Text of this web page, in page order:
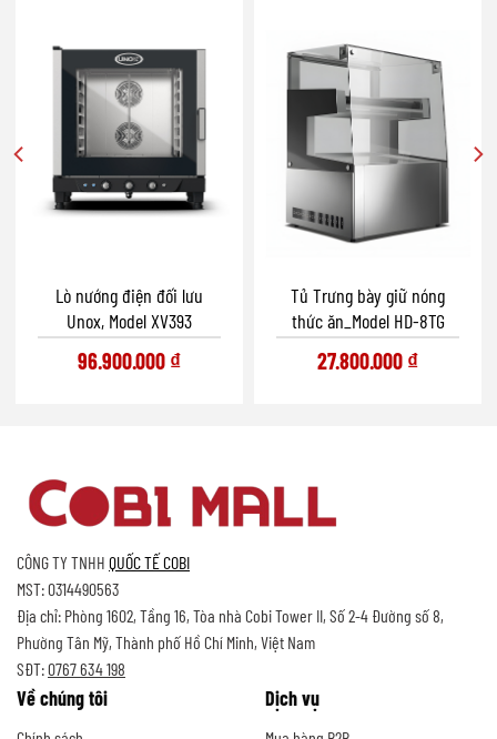
Lò nướng điện đối lưu
Unox, Model XV393
96.900.000 ₫
Tủ Trưng bày giữ nóng
thức ăn_Model HD-8TG
27.800.000 ₫
CÔNG TY TNHH QUỐC TẾ COBI
MST: 0314490563
Địa chỉ: Phòng 1602, Tầng 16, Tòa nhà Cobi Tower II, Số 2-4 Đường số 8,
Phường Tân Mỹ, Thành phố Hồ Chí Minh, Việt Nam
SĐT:0767 634 198
Về chúng tôi Dịch vụ